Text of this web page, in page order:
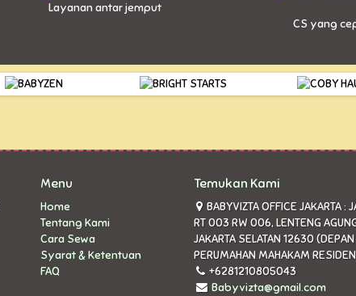
Layanan antar jemput
CS yang
Menu
Home
Tentang Kami
Cara Sewa
Syarat & Ketentuan
FAQ
Temukan Kami
BABYVIZTA OFFICE JAKARTA :
RT 003 RW 006, LENTENG
JAKARTA SELATAN 12630 (DEPAN
PERUMAHAN MAHAKAM
+6281210805043
Babyvizta@gmail.com